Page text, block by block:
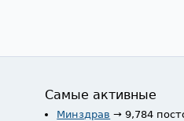
Самые активные
Минздрав → 9,784